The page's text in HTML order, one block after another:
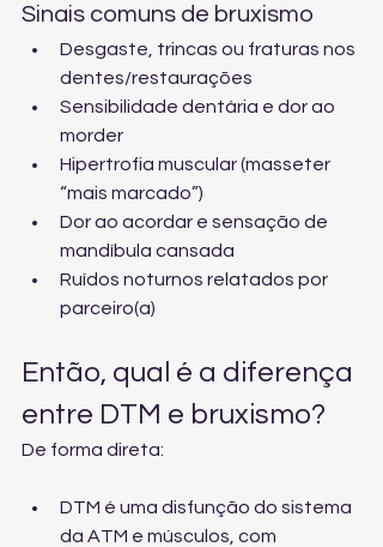
Sinais comuns de bruxismo
Desgaste, trincas ou fraturas nos
dentes/restaurações
Sensibilidade dentária e dor ao
morder
Hipertrofia muscular (masseter
“mais marcado”)
Dor ao acordar e sensação de
mandíbula cansada
Ruídos noturnos relatados por
parceiro(a)
Então, qual é a diferença
entre DTM e bruxismo?
De forma direta:
DTM é uma disfunção do sistema
da ATM e músculos, com